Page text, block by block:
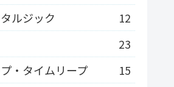
ルジック
12
23
・タイムリープ
15